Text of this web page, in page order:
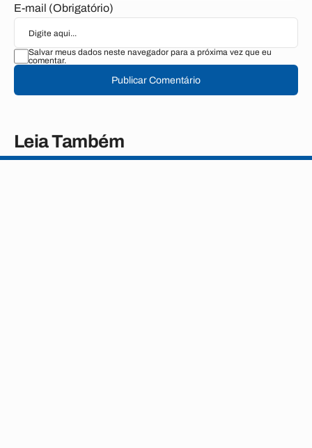
E-mail (Obrigatório)
Salvar meus dados neste navegador para a próxima vez que eu
comentar.
Publicar Comentário
Leia Também